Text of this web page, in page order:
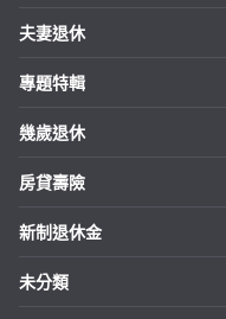
夫妻退休
專題特輯
幾歲退休
房貸壽險
新制退休金
未分類